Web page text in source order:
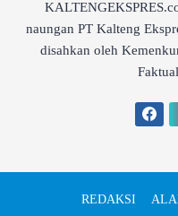
naungan PT Kalteng
disahkan oleh
REDAKSI